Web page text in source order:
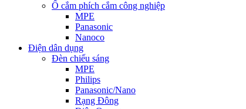
Ổ cắm phích cắm công nghiệp
MPE
Panasonic
Nanoco
Điện dân dụng
Đèn chiếu sáng
MPE
Philips
Panasonic/Nano
Rạng Đông